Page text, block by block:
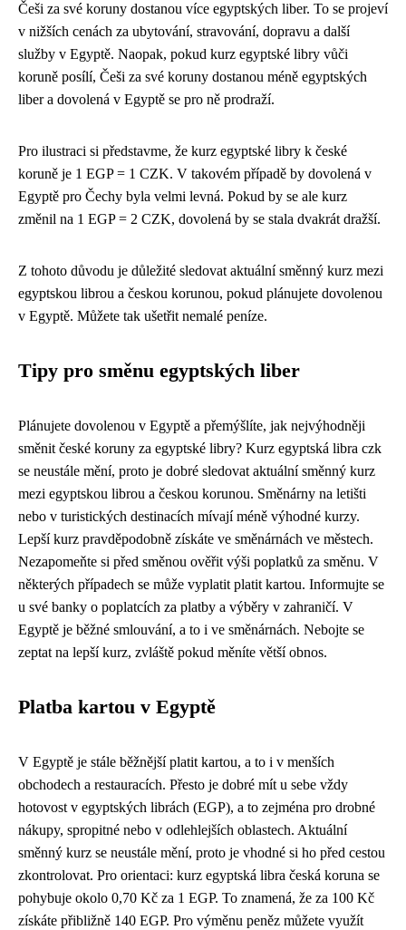
Češi za své koruny dostanou více egyptských liber. To se projeví
v nižších cenách za ubytování, stravování, dopravu a další
služby v Egyptě. Naopak, pokud kurz egyptské libry vůči
koruně posílí, Češi za své koruny dostanou méně egyptských
liber a dovolená v Egyptě se pro ně prodraží.
Pro ilustraci si představme, že kurz egyptské libry k české
koruně je 1 EGP = 1 CZK. V takovém případě by dovolená v
Egyptě pro Čechy byla velmi levná. Pokud by se ale kurz
změnil na 1 EGP = 2 CZK, dovolená by se stala dvakrát dražší.
Z tohoto důvodu je důležité sledovat aktuální směnný kurz mezi
egyptskou librou a českou korunou, pokud plánujete dovolenou
v Egyptě. Můžete tak ušetřit nemalé peníze.
Tipy pro směnu egyptských liber
Plánujete dovolenou v Egyptě a přemýšlíte, jak nejvýhodněji
směnit české koruny za egyptské libry? Kurz egyptská libra czk
se neustále mění, proto je dobré sledovat aktuální směnný kurz
mezi egyptskou librou a českou korunou. Směnárny na letišti
nebo v turistických destinacích mívají méně výhodné kurzy.
Lepší kurz pravděpodobně získáte ve směnárnách ve městech.
Nezapomeňte si před směnou ověřit výši poplatků za směnu. V
některých případech se může vyplatit platit kartou. Informujte se
u své banky o poplatcích za platby a výběry v zahraničí. V
Egyptě je běžné smlouvání, a to i ve směnárnách. Nebojte se
zeptat na lepší kurz, zvláště pokud měníte větší obnos.
Platba kartou v Egyptě
V Egyptě je stále běžnější platit kartou, a to i v menších
obchodech a restauracích. Přesto je dobré mít u sebe vždy
hotovost v egyptských librách (EGP), a to zejména pro drobné
nákupy, spropitné nebo v odlehlejších oblastech. Aktuální
směnný kurz se neustále mění, proto je vhodné si ho před cestou
zkontrolovat. Pro orientaci: kurz egyptská libra česká koruna se
pohybuje okolo 0,70 Kč za 1 EGP. To znamená, že za 100 Kč
získáte přibližně 140 EGP. Pro výměnu peněz můžete využít